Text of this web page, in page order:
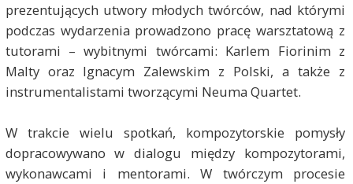
prezentujących utwory młodych twórców, nad którymi
podczas wydarzenia prowadzono pracę warsztatową z
tutorami – wybitnymi twórcami: Karlem Fiorinim z
Malty oraz Ignacym Zalewskim z Polski, a także z
instrumentalistami tworzącymi Neuma Quartet.
W trakcie wielu spotkań, kompozytorskie pomysły
dopracowywano w dialogu między kompozytorami,
wykonawcami i mentorami. W twórczym procesie